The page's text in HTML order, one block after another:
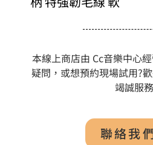
本線上商店由 Cc音樂中心
疑問，或想預約現場試用?
竭誠服
聯絡我